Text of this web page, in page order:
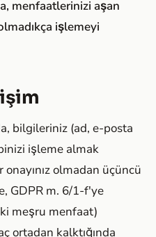
menfaatlerinizi aşan
işlemeyi
bilgileriniz (ad, e-posta
işleme almak
onayınız olmadan üçüncü
GDPR m. 6/1-f'ye
meşru menfaat)
ortadan kalktığında